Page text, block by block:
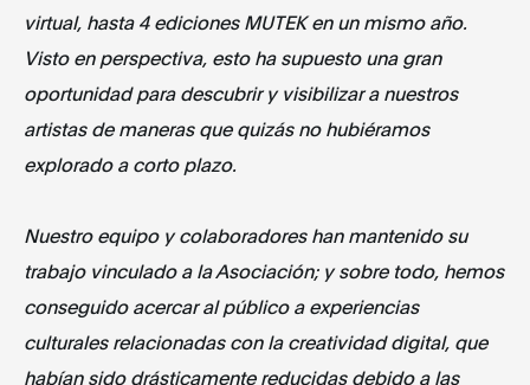
virtual, hasta 4 ediciones MUTEK en un mismo año.
Visto en perspectiva, esto ha supuesto una gran
oportunidad para descubrir y visibilizar a nuestros
artistas de maneras que quizás no hubiéramos
explorado a corto plazo.
Nuestro equipo y colaboradores han mantenido su
trabajo vinculado a la Asociación; y sobre todo, hemos
conseguido acercar al público a experiencias
culturales relacionadas con la creatividad digital, que
habían sido drásticamente reducidas debido a las